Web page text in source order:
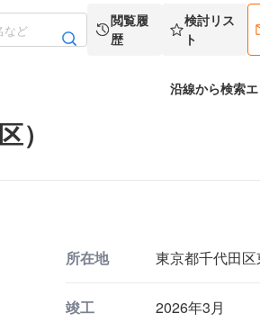
閲覧履
歴
検討リス
ト
沿線から検索
）
所在地 東京都千代田
竣工 2026年3月